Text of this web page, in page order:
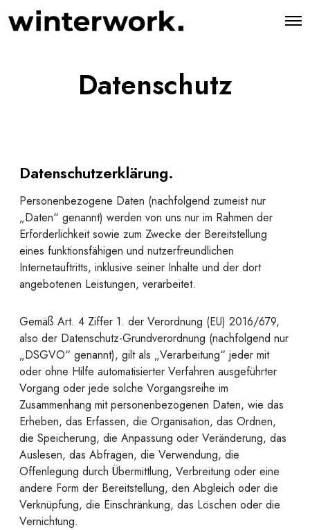
O
Datenschutz
Datenschutzerklärung.
Personenbezogene Daten (nachfolgend zumeist nur
„Daten“ genannt) werden von uns nur im Rahmen der
Erforderlichkeit sowie zum Zwecke der Bereitstellung
eines funktionsfähigen und nutzerfreundlichen
Internetauftritts, inklusive seiner Inhalte und der dort
angebotenen Leistungen, verarbeitet.
Gemäß Art. 4 Ziffer 1. der Verordnung (EU) 2016/679,
also der Datenschutz-Grundverordnung (nachfolgend nur
„DSGVO“ genannt), gilt als „Verarbeitung“ jeder mit
oder ohne Hilfe automatisierter Verfahren ausgeführter
Vorgang oder jede solche Vorgangsreihe im
Zusammenhang mit personenbezogenen Daten, wie das
Erheben, das Erfassen, die Organisation, das Ordnen,
die Speicherung, die Anpassung oder Veränderung, das
Auslesen, das Abfragen, die Verwendung, die
Offenlegung durch Übermittlung, Verbreitung oder eine
andere Form der Bereitstellung, den Abgleich oder die
Verknüpfung, die Einschränkung, das Löschen oder die
Vernichtung.